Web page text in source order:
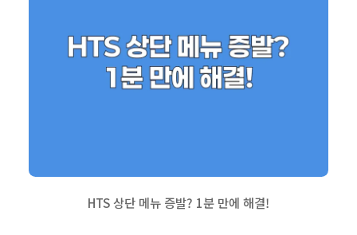
HTS 상단 메뉴 증발? 1분 만에 해결!